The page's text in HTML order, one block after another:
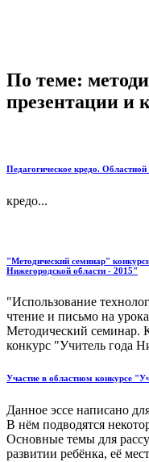
По теме:
презентации и
Педагогическое кредо.
кредо...
"Методический семинар"
Нижегородской области - 2015"
"Использование
чтение и письмо на
Методический семинар.
конкурс "Учитель года
Участие в областном конкурсе
Данное эссе написано
В нём подводятся
Основные темы для
развитии ребёнка, её